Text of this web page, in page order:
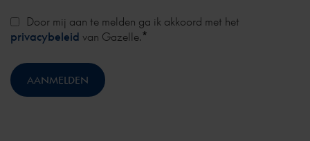
Door mij aan te melden ga ik akkoord met het
privacybeleid van Gazelle.*